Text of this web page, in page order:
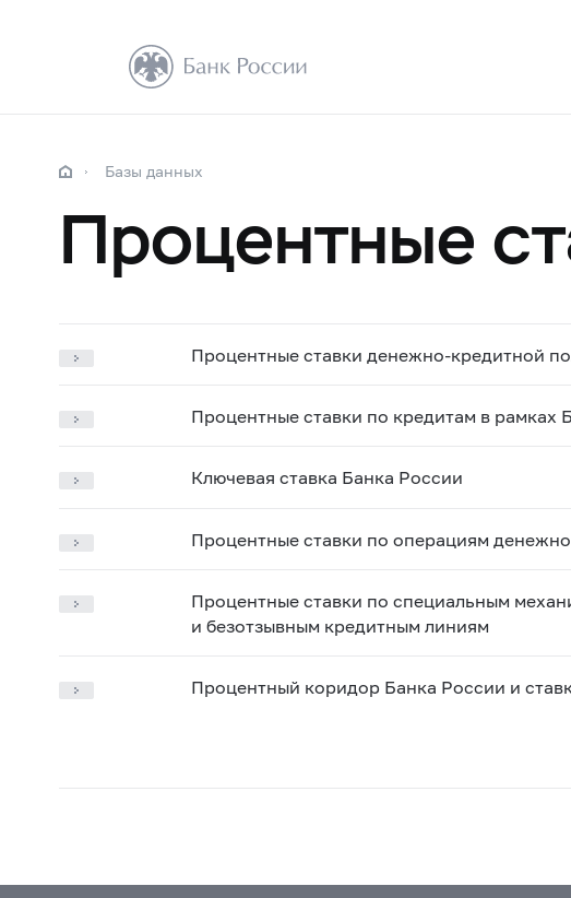
Базы данных
Процентные
Процентные ставки денежно-кредитной
Процентные ставки по кредитам в рамках
Ключевая ставка Банка России
Процентные ставки по операциям
Процентные ставки по специальным
и безотзывным кредитным линиям
Процентный коридор Банка России и